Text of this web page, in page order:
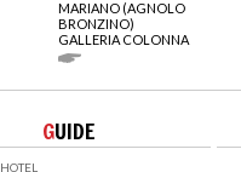
MARIANO (AGNOLO
BRONZINO)
GALLERIA COLONNA
GUIDE
HOTEL